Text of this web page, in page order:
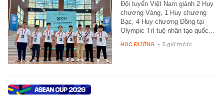
Đội tuyển Việt Nam giành 2 Huy
chương Vàng, 1 Huy chương
Bạc, 4 Huy chương Đồng tại
Olympic Trí tuệ nhân tạo quốc…
HỌC ĐƯỜNG - 5 giờ trước